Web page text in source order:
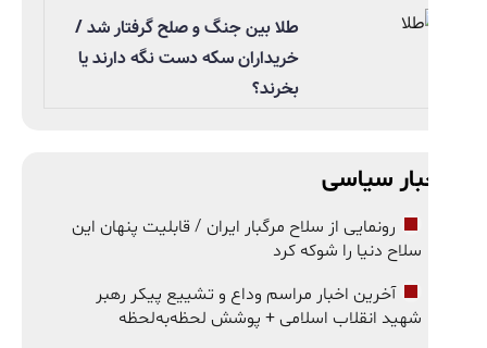
طلا بین جنگ و صلح گرفتار شد /
خریداران سکه دست نگه دارند یا
سیاسی
رونمایی از سلاح مرگبار ایران / قابلیت پنهان این
سلاح دنیا را شوکه کرد
آخرین اخبار مراسم وداع و تشییع پیکر رهبر
شهید انقلاب اسلامی + پوشش لحظه‌به‌لحظه